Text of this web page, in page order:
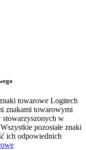
towarowe Logitech
znakami towarowymi
w
pozostałe znaki
ich odpowiednich